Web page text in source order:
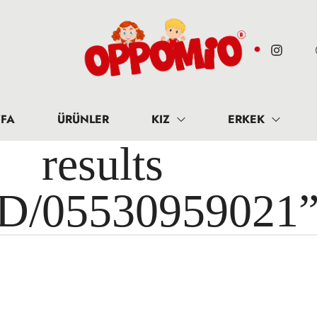
ÜRÜNLER KIZ ERKEK
results